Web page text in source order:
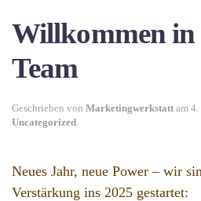
Willkommen in
Team
Geschrieben von Marketingwerkstatt am 4.
Uncategorized.
Neues Jahr, neue Power – wir
Verstärkung ins 2025 gestartet: